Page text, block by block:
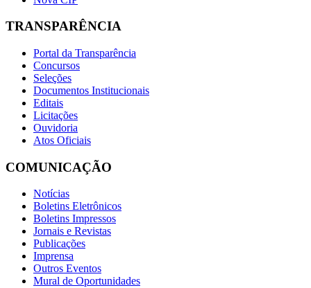
TRANSPARÊNCIA
Portal da Transparência
Concursos
Seleções
Documentos Institucionais
Editais
Licitações
Ouvidoria
Atos Oficiais
COMUNICAÇÃO
Notícias
Boletins Eletrônicos
Boletins Impressos
Jornais e Revistas
Publicações
Imprensa
Outros Eventos
Mural de Oportunidades